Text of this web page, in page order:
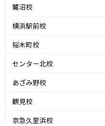
鷺沼校
横浜駅前校
桜木町校
センター北校
あざみ野校
鶴見校
京急久里浜校